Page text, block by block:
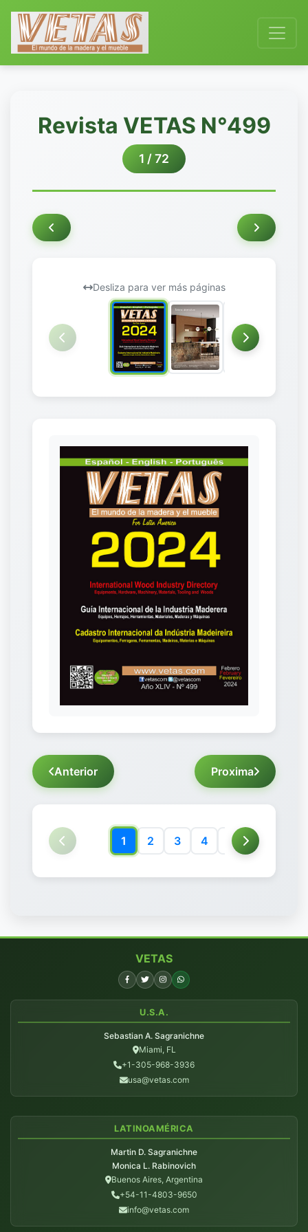
Revista VETAS N°499
1 / 72
Desliza para ver más páginas
Anterior Proxima
1 2 3 4 5 6
VETAS
U.S.A.
Sebastian A. Sagranichne
Miami, FL
+1-305-968-3936
usa@vetas.com
LATINOAMÉRICA
Martin D. Sagranichne
Monica L. Rabinovich
Buenos Aires, Argentina
+54-11-4803-9650
info@vetas.com